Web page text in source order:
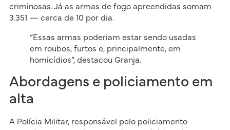
criminosas. Já as armas de fogo apreendidas somam
3.351 — cerca de 10 por dia.
“Essas armas poderiam estar sendo usadas
em roubos, furtos e, principalmente, em
homicídios”, destacou Granja.
Abordagens e policiamento em
alta
A Polícia Militar, responsável pelo policiamento